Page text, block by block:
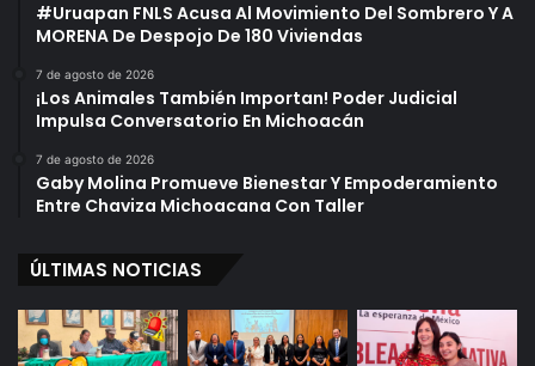
#Uruapan FNLS Acusa Al Movimiento Del Sombrero Y A
MORENA De Despojo De 180 Viviendas
7 de agosto de 2026
¡Los Animales También Importan! Poder Judicial
Impulsa Conversatorio En Michoacán
7 de agosto de 2026
Gaby Molina Promueve Bienestar Y Empoderamiento
Entre Chaviza Michoacana Con Taller
ÚLTIMAS NOTICIAS